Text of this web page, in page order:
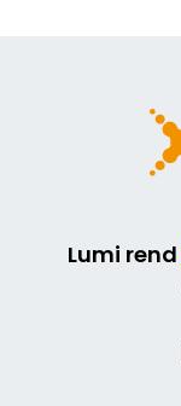
Lumi rend